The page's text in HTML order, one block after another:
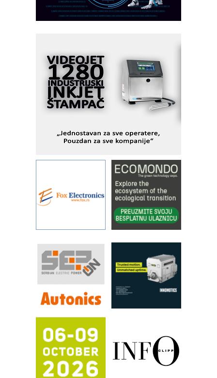
KIP KOP – napredna rešenja za
savremene industrijske i logističke
objekte
rešenjima
IBeRTIM - oprema za ispitivanje
kontrole kvaliteta
STAUFF – Komponente koje
povećavaju pouzdanost hidrauličkih
sistema
pouzdanost u transferu fluida
rešenja za filtraciju u hidrauličkim i
procesnim sistemima
Art Utopia Studio – vizuelne priče
industrije i biznisa
RILINEX kompanije Rittal
FANUC: Najbolje za vašu pametnu
automatizaciju
Efikasno upravljanje energijom
Automatizacija pakovanja · Display
(Shelf-Ready) omotnice
Proizvodnja iC7 Hybrid 1500 VDC
mrežnog pretvarača sa tečnim
hlađenjem
Trajna oznaka kao dugoročna korist
Bezbednost na prvom mestu!
IB BLUMENAUER - više od 40 godina
poverenja u industriji